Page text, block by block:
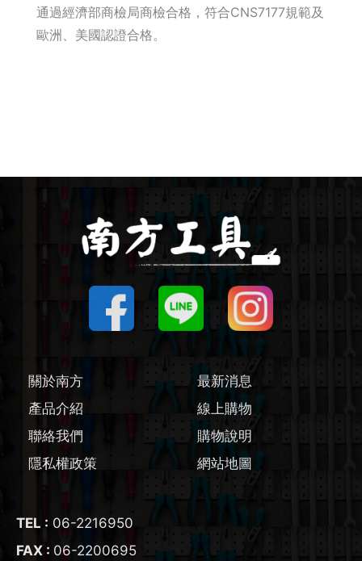
WORX 威克士
圓鋸機 / 配件
線鋸機 / 軍刀鋸
電鉋 / 配件
鎚鑽 / 配件
輔助工具/配件
通過經濟部商檢局商檢合格，符合CNS7177規範及
歐洲、美國認證合格。
關於南方
最新消息
產品介紹
線上購物
聯絡我們
購物說明
隱私權政策
網站地圖
TEL : 06-2216950
FAX : 06-2200695